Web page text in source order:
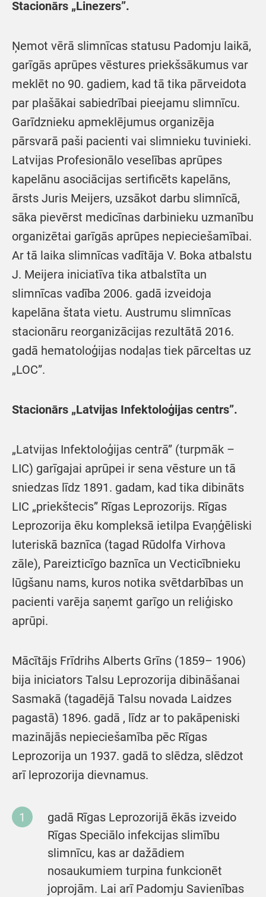
Stacionārs „Linezers”.
Ņemot vērā slimnīcas statusu Padomju laikā,
garīgās aprūpes vēstures priekšsākumus var
meklēt no 90. gadiem, kad tā tika pārveidota
par plašākai sabiedrībai pieejamu slimnīcu.
Garīdznieku apmeklējumus organizēja
pārsvarā paši pacienti vai slimnieku tuvinieki.
Latvijas Profesionālo veselības aprūpes
kapelānu asociācijas sertificēts kapelāns,
ārsts Juris Meijers, uzsākot darbu slimnīcā,
sāka pievērst medicīnas darbinieku uzmanību
organizētai garīgās aprūpes nepieciešamībai.
Ar tā laika slimnīcas vadītāja V. Boka atbalstu
J. Meijera iniciatīva tika atbalstīta un
slimnīcas vadība 2006. gadā izveidoja
kapelāna štata vietu. Austrumu slimnīcas
stacionāru reorganizācijas rezultātā 2016.
gadā hematoloģijas nodaļas tiek pārceltas uz
„LOC”.
Stacionārs „Latvijas Infektoloģijas centrs”.
„Latvijas Infektoloģijas centrā” (turpmāk –
LIC) garīgajai aprūpei ir sena vēsture un tā
sniedzas līdz 1891. gadam, kad tika dibināts
LIC „priekštecis” Rīgas Leprozorijs. Rīgas
Leprozorija ēku kompleksā ietilpa Evaņģēliski
luteriskā baznīca (tagad Rūdolfa Virhova
zāle), Pareizticīgo baznīca un Vecticībnieku
lūgšanu nams, kuros notika svētdarbības un
pacienti varēja saņemt garīgo un reliģisko
aprūpi.
Mācītājs Frīdrihs Alberts Grīns (1859– 1906)
bija iniciators Talsu Leprozorija dibināšanai
Sasmakā (tagadējā Talsu novada Laidzes
pagastā) 1896. gadā , līdz ar to pakāpeniski
mazinājās nepieciešamība pēc Rīgas
Leprozorija un 1937. gadā to slēdza, slēdzot
arī leprozorija dievnamus.
gadā Rīgas Leprozorijā ēkās izveido
Rīgas Speciālo infekcijas slimību
slimnīcu, kas ar dažādiem
nosaukumiem turpina funkcionēt
joprojām. Lai arī Padomju Savienības